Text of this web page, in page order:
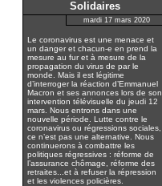
Solidaires
mardi 17 mars 2020
Le coronavirus est une menace et
un danger et chacun-e en prend la
mesure au fur et à mesure de la
propagation du virus de par le
monde. Mais il est légitime
d’interroger la réaction d’Emmanuel
Macron et ses annonces lors de son
intervention télévisuelle du jeudi 12
mars. Nous entrons dans une
nouvelle période. Lutte contre le
coronavirus ou régressions sociales,
ce n’est pas une alternative. Nous
continuerons à combattre les
politiques régressives : réforme de
l’assurance chômage, réforme des
retraites...et à refuser la répression
et les violences policières.